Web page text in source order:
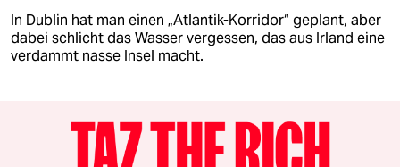
In Dublin hat man einen „Atlantik-Korridor“ geplant, aber
dabei schlicht das Wasser vergessen, das aus Irland eine
verdammt nasse Insel macht.